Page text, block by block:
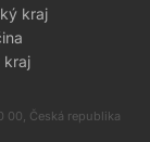
kraj
kraj
00, Česká republika